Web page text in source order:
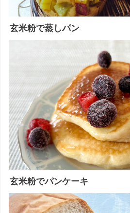
玄米粉で蒸しパン
玄米粉でパンケーキ